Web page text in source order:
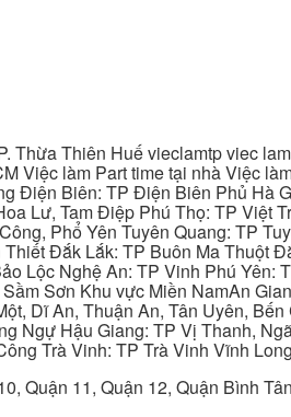
Thừa Thiên Huế vieclamtp viec
Việc làm Part time tại nhà Việc
Điện Biên: TP Điện Biên Phủ Hà
Lư, Tam Điệp Phú Thọ: TP Việt
Phổ Yên Tuyên Quang: TP
Đắk Lắk: TP Buôn Ma Thuột
Lộc Nghệ An: TP Vinh Phú Yên:
Sơn Khu vực Miền NamAn
Dĩ An, Thuận An, Tân Uyên,
Ngự Hậu Giang: TP Vị Thanh,
Trà Vinh: TP Trà Vinh Vĩnh
Quận 11, Quận 12, Quận Bình